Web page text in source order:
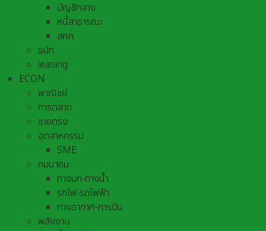
บัญชีกลาง
หนี้สาธารณะ
สศค.
ธปท.
leasing
ECON
พาณิชย์
การตลาด
ขายตรง
อุตสาหกรรม
SME
คมนาคม
ทางบก-ทางน้ำ
รถไฟ-รถไฟฟ้า
ทางอากาศ-การบิน
พลังงาน